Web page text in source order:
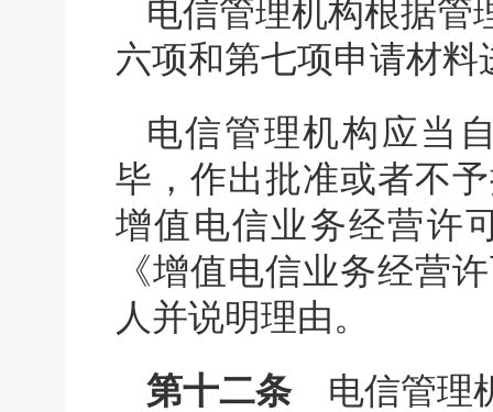
电信管理机构根据管
六项和第七项申请材
电信管理机构应当
毕，作出批准或者不
增值电信业务经营许
《增值电信业务经营
人并说明理由。
第十二条电信管理机